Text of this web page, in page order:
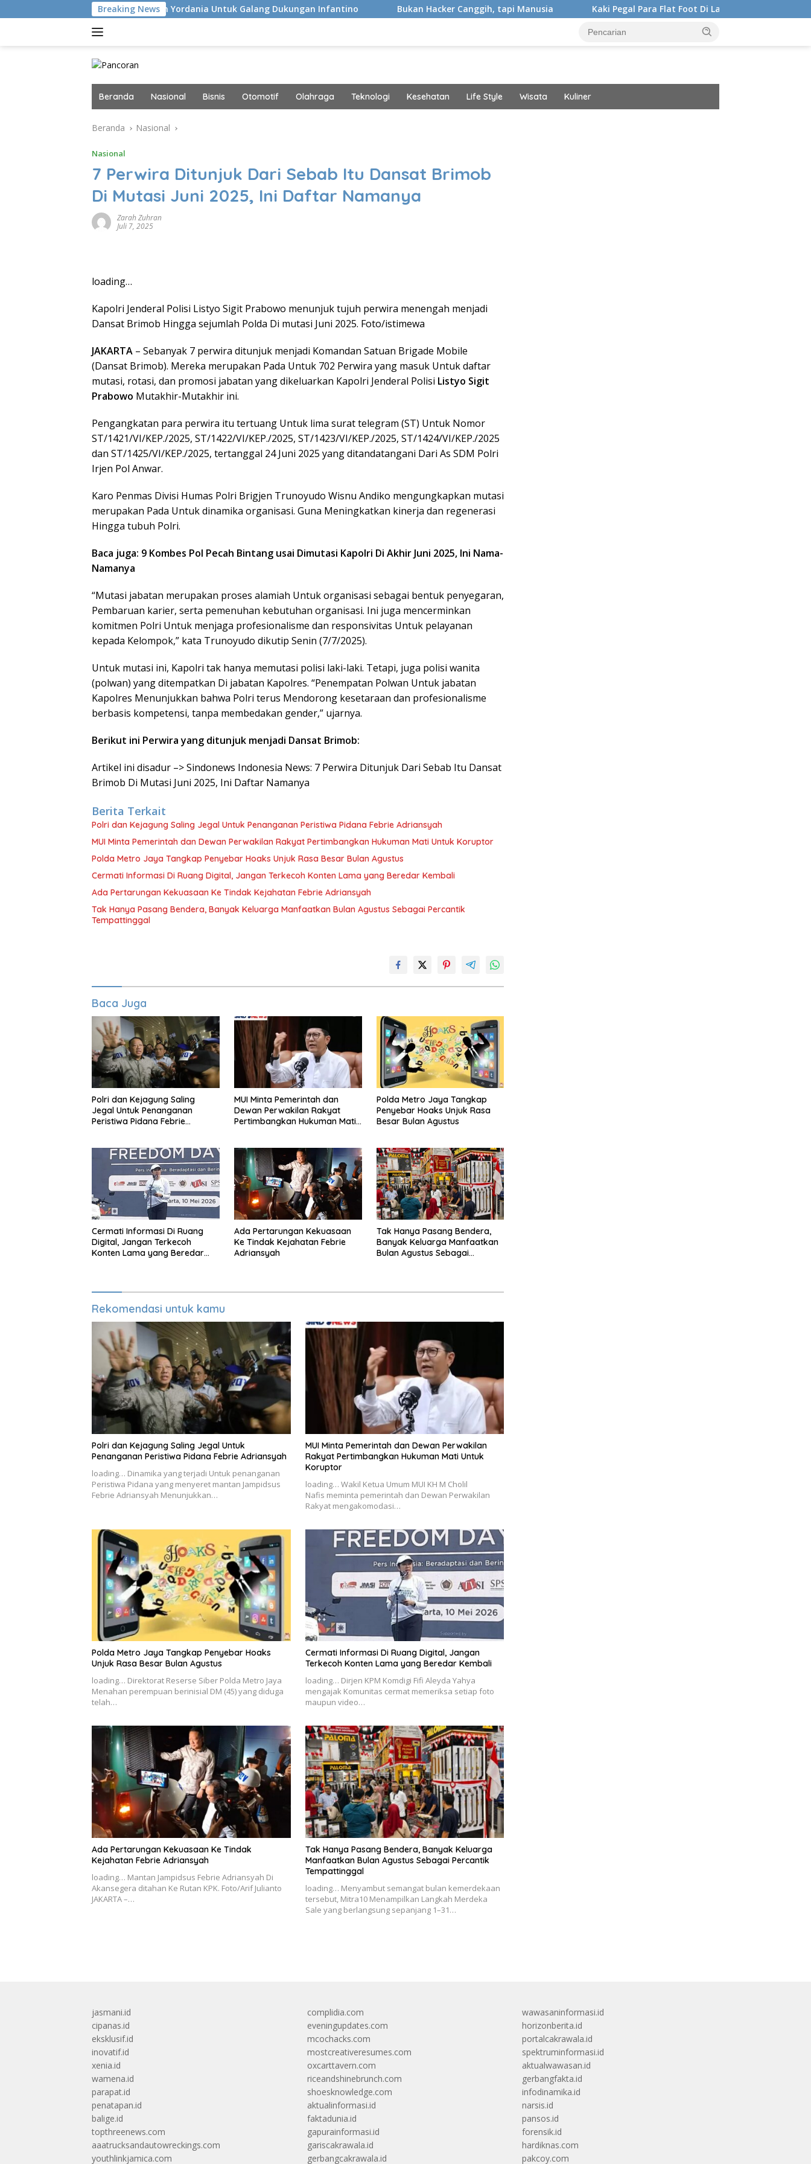
ke
Breaking News
Gunakan Masalah Yordania Untuk Galang Dukungan Infantino Bukan Hacker Canggih, tapi Manusia Kaki Pegal Para Flat Foot Di Latihan Emang Bisa Hilang? Ini Kata
Beranda Nasional Bisnis Otomotif Olahraga Teknologi Kesehatan Life Style Wisata Kuliner
Beranda Nasional
Nasional
7 Perwira Ditunjuk Dari Sebab Itu Dansat Brimob
Di Mutasi Juni 2025, Ini Daftar Namanya
Zarah Zuhran
Juli 7, 2025
loading…
Kapolri Jenderal Polisi Listyo Sigit Prabowo menunjuk tujuh perwira menengah menjadi
Dansat Brimob Hingga sejumlah Polda Di mutasi Juni 2025. Foto/istimewa
JAKARTA – Sebanyak 7 perwira ditunjuk menjadi Komandan Satuan Brigade Mobile
(Dansat Brimob). Mereka merupakan Pada Untuk 702 Perwira yang masuk Untuk daftar
mutasi, rotasi, dan promosi jabatan yang dikeluarkan Kapolri Jenderal Polisi Listyo Sigit
Prabowo Mutakhir-Mutakhir ini.
Pengangkatan para perwira itu tertuang Untuk lima surat telegram (ST) Untuk Nomor
ST/1421/VI/KEP./2025, ST/1422/VI/KEP./2025, ST/1423/VI/KEP./2025, ST/1424/VI/KEP./2025
dan ST/1425/VI/KEP./2025, tertanggal 24 Juni 2025 yang ditandatangani Dari As SDM Polri
Irjen Pol Anwar.
Karo Penmas Divisi Humas Polri Brigjen Trunoyudo Wisnu Andiko mengungkapkan mutasi
merupakan Pada Untuk dinamika organisasi. Guna Meningkatkan kinerja dan regenerasi
Hingga tubuh Polri.
Baca juga: 9 Kombes Pol Pecah Bintang usai Dimutasi Kapolri Di Akhir Juni 2025, Ini Nama-
Namanya
“Mutasi jabatan merupakan proses alamiah Untuk organisasi sebagai bentuk penyegaran,
Pembaruan karier, serta pemenuhan kebutuhan organisasi. Ini juga mencerminkan
komitmen Polri Untuk menjaga profesionalisme dan responsivitas Untuk pelayanan
kepada Kelompok,” kata Trunoyudo dikutip Senin (7/7/2025).
Untuk mutasi ini, Kapolri tak hanya memutasi polisi laki-laki. Tetapi, juga polisi wanita
(polwan) yang ditempatkan Di jabatan Kapolres. “Penempatan Polwan Untuk jabatan
Kapolres Menunjukkan bahwa Polri terus Mendorong kesetaraan dan profesionalisme
berbasis kompetensi, tanpa membedakan gender,” ujarnya.
Berikut ini Perwira yang ditunjuk menjadi Dansat Brimob:
Artikel ini disadur –> Sindonews Indonesia News: 7 Perwira Ditunjuk Dari Sebab Itu Dansat
Brimob Di Mutasi Juni 2025, Ini Daftar Namanya
Berita Terkait
Polri dan Kejagung Saling Jegal Untuk Penanganan Peristiwa Pidana Febrie Adriansyah
MUI Minta Pemerintah dan Dewan Perwakilan Rakyat Pertimbangkan Hukuman Mati Untuk Koruptor
Polda Metro Jaya Tangkap Penyebar Hoaks Unjuk Rasa Besar Bulan Agustus
Cermati Informasi Di Ruang Digital, Jangan Terkecoh Konten Lama yang Beredar Kembali
Ada Pertarungan Kekuasaan Ke Tindak Kejahatan Febrie Adriansyah
Tak Hanya Pasang Bendera, Banyak Keluarga Manfaatkan Bulan Agustus Sebagai Percantik
Tempattinggal
Baca Juga
Polri dan Kejagung Saling
Jegal Untuk Penanganan
Peristiwa Pidana Febrie
MUI Minta Pemerintah dan
Dewan Perwakilan Rakyat
Pertimbangkan Hukuman Mati
Polda Metro Jaya Tangkap
Penyebar Hoaks Unjuk Rasa
Besar Bulan Agustus
Cermati Informasi Di Ruang
Digital, Jangan Terkecoh
Konten Lama yang Beredar
Ada Pertarungan Kekuasaan
Ke Tindak Kejahatan Febrie
Adriansyah
Tak Hanya Pasang Bendera,
Banyak Keluarga Manfaatkan
Bulan Agustus Sebagai
Rekomendasi untuk kamu
Polri dan Kejagung Saling Jegal Untuk
Penanganan Peristiwa Pidana Febrie Adriansyah
loading… Dinamika yang terjadi Untuk penanganan
Peristiwa Pidana yang menyeret mantan Jampidsus
Febrie Adriansyah Menunjukkan…
MUI Minta Pemerintah dan Dewan Perwakilan
Rakyat Pertimbangkan Hukuman Mati Untuk
Koruptor
loading… Wakil Ketua Umum MUI KH M Cholil
Nafis meminta pemerintah dan Dewan Perwakilan
Rakyat mengakomodasi…
Polda Metro Jaya Tangkap Penyebar Hoaks
Unjuk Rasa Besar Bulan Agustus
loading… Direktorat Reserse Siber Polda Metro Jaya
Menahan perempuan berinisial DM (45) yang diduga
telah…
Cermati Informasi Di Ruang Digital, Jangan
Terkecoh Konten Lama yang Beredar Kembali
loading… Dirjen KPM Komdigi Fifi Aleyda Yahya
mengajak Komunitas cermat memeriksa setiap foto
maupun video…
Ada Pertarungan Kekuasaan Ke Tindak
Kejahatan Febrie Adriansyah
loading… Mantan Jampidsus Febrie Adriansyah Di
Akansegera ditahan Ke Rutan KPK. Foto/Arif Julianto
JAKARTA –…
Tak Hanya Pasang Bendera, Banyak Keluarga
Manfaatkan Bulan Agustus Sebagai Percantik
Tempattinggal
loading… Menyambut semangat bulan kemerdekaan
tersebut, Mitra10 Menampilkan Langkah Merdeka
Sale yang berlangsung sepanjang 1–31…
jasmani.id
cipanas.id
eksklusif.id
inovatif.id
xenia.id
wamena.id
parapat.id
penatapan.id
balige.id
topthreenews.com
aaatrucksandautowreckings.com
youthlinkjamica.com
complidia.com
eveningupdates.com
mcochacks.com
mostcreativeresumes.com
oxcarttavern.com
riceandshinebrunch.com
shoesknowledge.com
aktualinformasi.id
faktadunia.id
gapurainformasi.id
gariscakrawala.id
gerbangcakrawala.id
wawasaninformasi.id
horizonberita.id
portalcakrawala.id
spektruminformasi.id
aktualwawasan.id
gerbangfakta.id
infodinamika.id
narsis.id
pansos.id
forensik.id
hardiknas.com
pakcoy.com